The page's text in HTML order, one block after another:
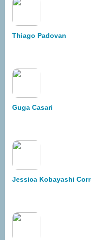
Thiago Padovan
Guga Casari
Jessica Kobayashi